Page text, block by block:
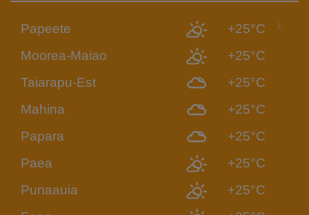
Papeete
+25°C
Moorea-Maiao
+25°C
Taiarapu-Est
+25°C
Mahina
+25°C
Papara
+25°C
Paea
+25°C
Punaauia
+25°C